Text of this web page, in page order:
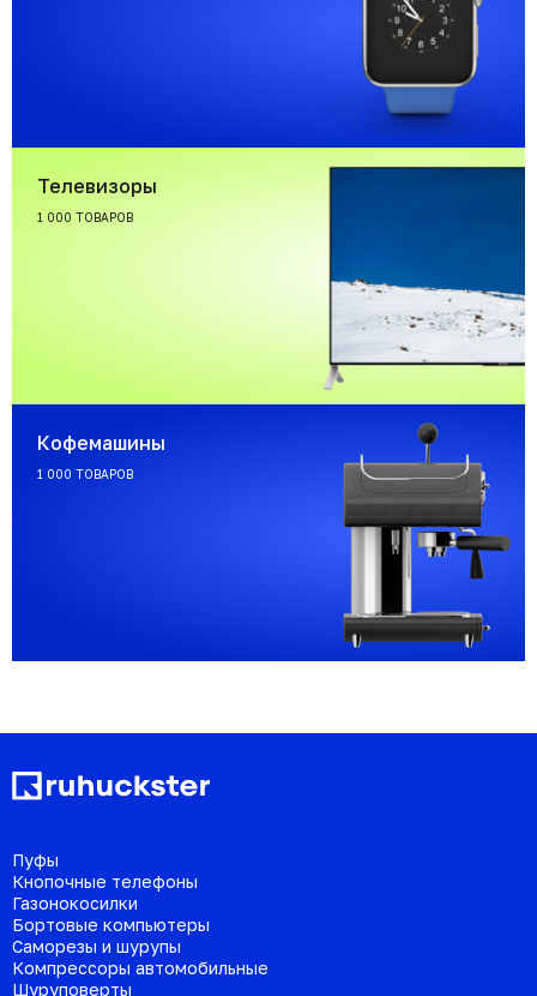
Телевизоры
1 000 ТОВАРОВ
Кофемашины
1 000 ТОВАРОВ
Пуфы
Кнопочные телефоны
Газонокосилки
Бортовые компьютеры
Саморезы и шурупы
Компрессоры автомобильные
Шуруповерты